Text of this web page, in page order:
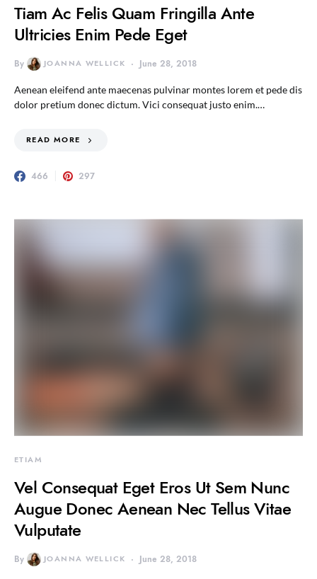
Tiam Ac Felis Quam Fringilla Ante
Ultricies Enim Pede Eget
By JOANNA WELLICK June 28, 2018
Aenean eleifend ante maecenas pulvinar montes lorem et pede dis
dolor pretium donec dictum. Vici consequat justo enim.…
READ MORE
466 297
ETIAM
Vel Consequat Eget Eros Ut Sem Nunc
Augue Donec Aenean Nec Tellus Vitae
Vulputate
By JOANNA WELLICK June 28, 2018